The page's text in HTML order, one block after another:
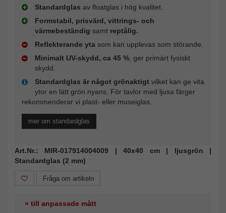
Standardglas av floatglas i hög kvalitet.
Formstabil, prisvärd, vittrings- och
värmebeständig samt reptålig.
Reflekterande yta som kan upplevas som störande.
Minimalt UV-skydd, ca 45 % , ger primärt fysiskt
skydd.
Standardglas är något grönaktigt vilket kan ge vita
ytor en lätt grön nyans. För tavlor med ljusa färger
rekommenderar vi plast- eller museiglas.
mer om standardglas
Art.Nr.: MIR-017914004009 | 40x40 cm | ljusgrön |
Standardglas (2 mm)
Fråga om artikeln
» till anpassade mått